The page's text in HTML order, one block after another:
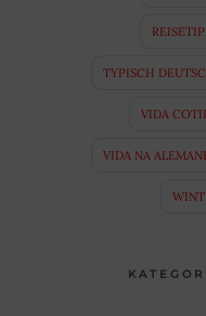
TYPISCH
VIDA
VIDA NA